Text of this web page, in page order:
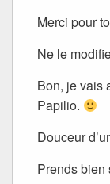
Merci pour
Ne le
Bon, je vais
Papilio.
Douceur
Prends bien